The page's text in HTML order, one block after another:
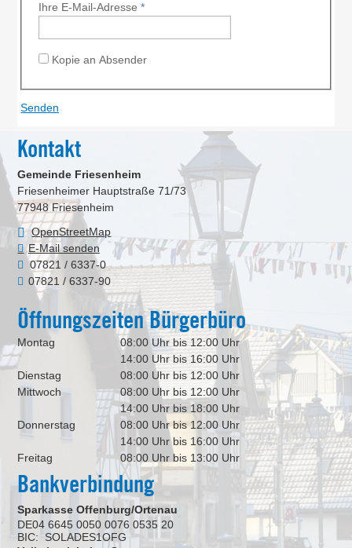
Ihre E-Mail-Adresse *
Kopie an Absender
Kontakt
Gemeinde Friesenheim
Friesenheimer Hauptstraße 71/73
77948 Friesenheim
OpenStreetMap
E-Mail senden
07821 / 6337-0
07821 / 6337-90
Öffnungszeiten Bürgerbüro
Montag
08:00 Uhr bis 12:00 Uhr
14:00 Uhr bis 16:00 Uhr
Dienstag
08:00 Uhr bis 12:00 Uhr
Mittwoch
08:00 Uhr bis 12:00 Uhr
14:00 Uhr bis 18:00 Uhr
Donnerstag
08:00 Uhr bis 12:00 Uhr
14:00 Uhr bis 16:00 Uhr
Freitag
08:00 Uhr bis 13:00 Uhr
Bankverbindung
Sparkasse Offenburg/Ortenau
DE04 6645 0050 0076 0535 20
BIC: SOLADES1OFG